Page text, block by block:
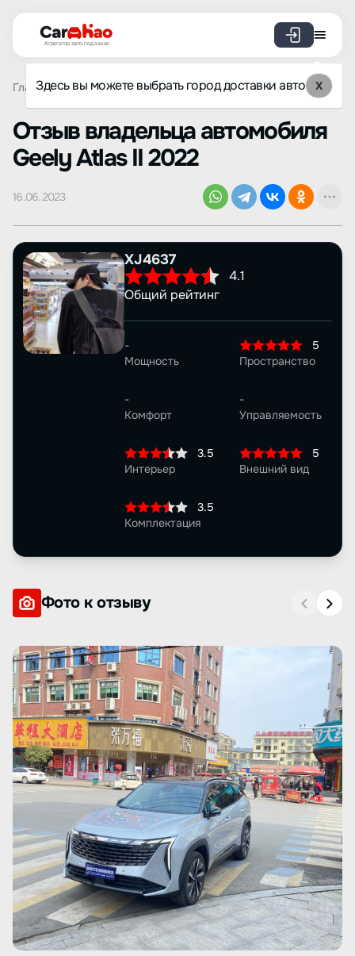
Агрегатор авто под заказ
Здесь вы можете выбрать город доставки авто X
Главная Отзывы Geely Atlas II Просмотр отзыва
Oтзыв владельца автомобиля
Geely Atlas II 2022
16.06.2023
XJ4637
4.1
Общий рейтинг
-
Мощность
5
Пространство
-
Комфорт
-
Управляемость
3.5
Интерьер
5
Внешний вид
3.5
Комплектация
Фото к отзыву